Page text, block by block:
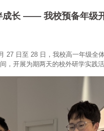
成长 —— 我校预备年级
27 日至 28 日，我校高一年级全
，开展为期两天的校外研学实践活